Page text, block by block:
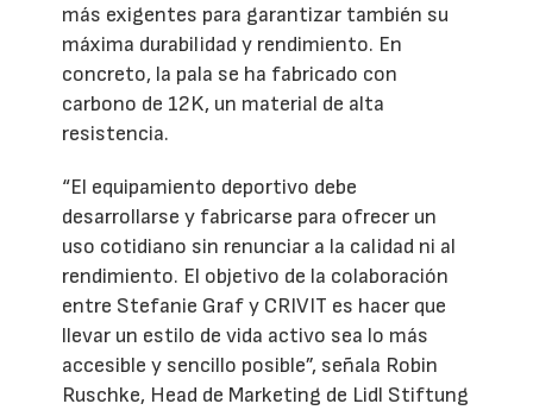
más exigentes para garantizar también su
máxima durabilidad y rendimiento. En
concreto, la pala se ha fabricado con
carbono de 12K, un material de alta
resistencia.
“El equipamiento deportivo debe
desarrollarse y fabricarse para ofrecer un
uso cotidiano sin renunciar a la calidad ni al
rendimiento. El objetivo de la colaboración
entre Stefanie Graf y CRIVIT es hacer que
llevar un estilo de vida activo sea lo más
accesible y sencillo posible”, señala Robin
Ruschke, Head de Marketing de Lidl Stiftung